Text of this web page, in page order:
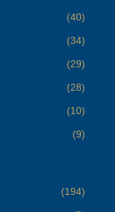
(40)
(34)
(29)
(28)
(10)
(9)
(194)